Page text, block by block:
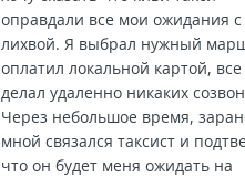
оправдали все мои ожидания с
лихвой. Я выбрал нужный
оплатил локальной картой, все
делал удаленно никаких
Через небольшое время,
мной связался таксист и
что он будет меня ожидать на